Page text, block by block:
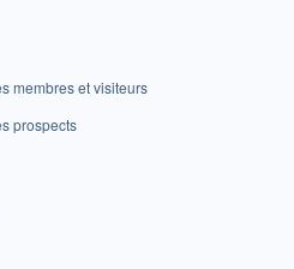
membres et visiteurs
prospects